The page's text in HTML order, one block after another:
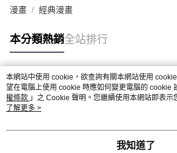
漫畫 經典漫畫
本分類熱銷全站排行
熱門標籤
本網站中使用 cookie，欲查詢有關本網站使用
望在電腦上使用 cookie 時應如何變更電腦的 cookie
權條款 」之 Cookie 聲明。您繼續使用本網站即表示
用條款之 Cookie 聲明使用 cookie。
了解更多 >
我知道了